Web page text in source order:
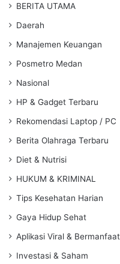
BERITA UTAMA
Daerah
Manajemen Keuangan
Posmetro Medan
Nasional
HP & Gadget Terbaru
Rekomendasi Laptop / PC
Berita Olahraga Terbaru
Diet & Nutrisi
HUKUM & KRIMINAL
Tips Kesehatan Harian
Gaya Hidup Sehat
Aplikasi Viral & Bermanfaat
Investasi & Saham